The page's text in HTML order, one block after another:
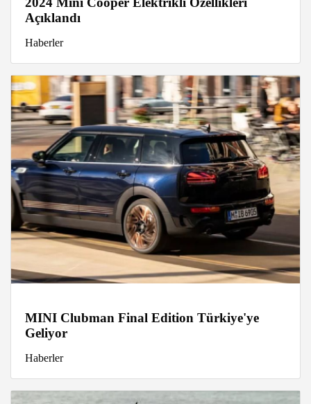
Açıklandı
Haberler
MINI Clubman Final Edition Türkiye'ye
Geliyor
Haberler